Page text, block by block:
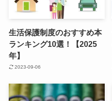
生活保護制度のおすすめ本
ランキング10選！【2025
年】
2023-09-06